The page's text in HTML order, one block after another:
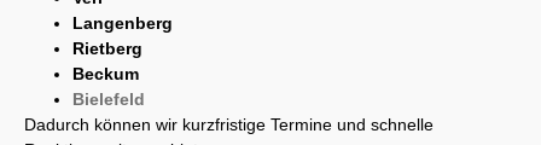
Langenberg
Rietberg
Beckum
Bielefeld
Dadurch können wir kurzfristige Termine und schnelle